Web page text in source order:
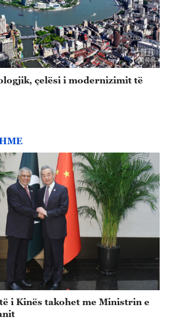
çelësi i modernizimit të
i Kinës takohet me Ministrin e